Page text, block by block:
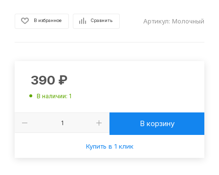
В избранное Сравнить Артикул: Молочный
390 ₽
В наличии: 1
В корзину
Купить в 1 клик